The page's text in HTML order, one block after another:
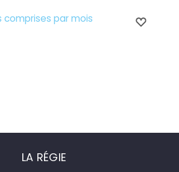
comprises par mois
LA RÉGIE